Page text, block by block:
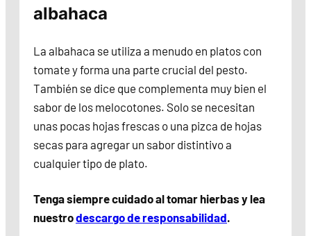
albahaca
La albahaca se utiliza a menudo en platos con
tomate y forma una parte crucial del pesto.
También se dice que complementa muy bien el
sabor de los melocotones. Solo se necesitan
unas pocas hojas frescas o una pizca de hojas
secas para agregar un sabor distintivo a
cualquier tipo de plato.
Tenga siempre cuidado al tomar hierbas y lea
nuestrodescargo de responsabilidad.